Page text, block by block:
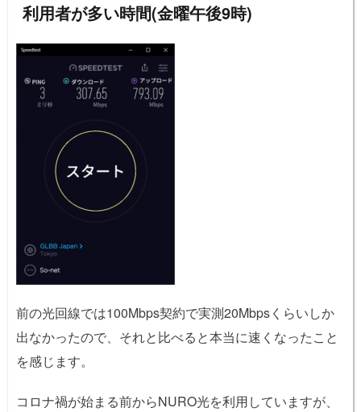
利用者が多い時間(金曜午後9時)
前の光回線では100Mbps契約で実測20Mbpsくらいしか
出なかったので、それと比べると本当に速くなったこと
を感じます。
コロナ禍が始まる前からNURO光を利用していますが、